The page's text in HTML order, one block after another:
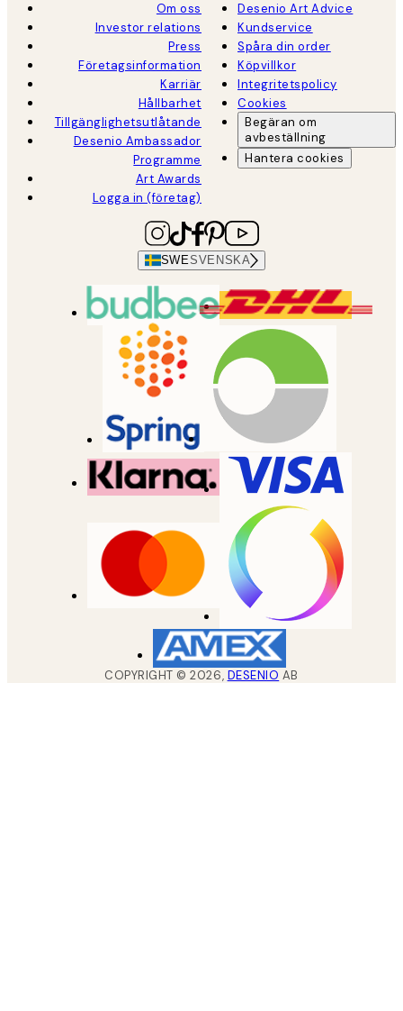
Om oss
Investor relations
Press
Företagsinformation
Karriär
Hållbarhet
Tillgänglighetsutlåtande
Desenio Ambassador
Programme
Art Awards
Logga in (företag)
Desenio Art Advice
Kundservice
Spåra din order
Köpvillkor
Integritetspolicy
Cookies
Begäran om
avbeställning
Hantera cookies
SWESVENSKA
COPYRIGHT ©2026, DESENIO AB